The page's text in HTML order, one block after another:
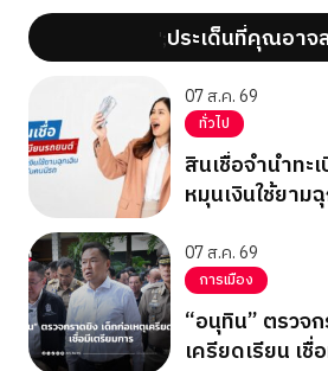
';ประเด็นที่คุณอาจ
07 ส.ค. 69
ทั่วไป
สินเชื่อจำนำทะ
หมุนเงินใช้ยาม
07 ส.ค. 69
การเมือง
“อนุทิน” ตรวจ
เครียดเรียน เ